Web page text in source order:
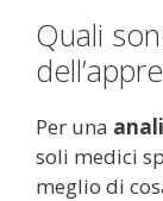
Quali
Per una
soli medici
meglio di